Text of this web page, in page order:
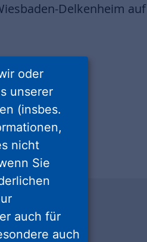
Delkenheim auf
oder
unserer
(insbes.
nicht
Sie
auch für
auch